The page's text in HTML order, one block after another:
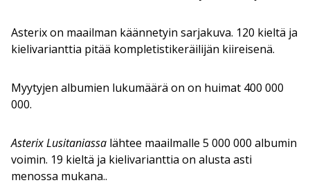
Asterix on maailman käännetyin sarjakuva. 120 kieltä ja
kielivarianttia pitää kompletistikeräilijän kiireisenä.
Myytyjen albumien lukumäärä on on huimat 400 000
000.
Asterix Lusitaniassa lähtee maailmalle 5 000 000 albumin
voimin. 19 kieltä ja kielivarianttia on alusta asti
menossa mukana..